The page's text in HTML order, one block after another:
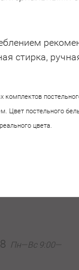
стирка,
комплектов
Цвет постельного
цвета.
Пн—Вс 9:00—